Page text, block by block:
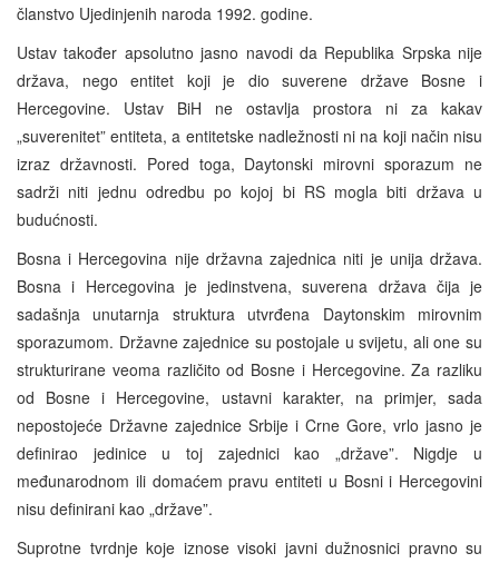
članstvo Ujedinjenih naroda 1992. godine.
Ustav također apsolutno jasno navodi da Republika Srpska nije
država, nego entitet koji je dio suverene države Bosne i
Hercegovine. Ustav BiH ne ostavlja prostora ni za kakav
„suverenitet” entiteta, a entitetske nadležnosti ni na koji način nisu
izraz državnosti. Pored toga, Daytonski mirovni sporazum ne
sadrži niti jednu odredbu po kojoj bi RS mogla biti država u
budućnosti.
Bosna i Hercegovina nije državna zajednica niti je unija država.
Bosna i Hercegovina je jedinstvena, suverena država čija je
sadašnja unutarnja struktura utvrđena Daytonskim mirovnim
sporazumom. Državne zajednice su postojale u svijetu, ali one su
strukturirane veoma različito od Bosne i Hercegovine. Za razliku
od Bosne i Hercegovine, ustavni karakter, na primjer, sada
nepostojeće Državne zajednice Srbije i Crne Gore, vrlo jasno je
definirao jedinice u toj zajednici kao „države”. Nigdje u
međunarodnom ili domaćem pravu entiteti u Bosni i Hercegovini
nisu definirani kao „države”.
Suprotne tvrdnje koje iznose visoki javni dužnosnici pravno su